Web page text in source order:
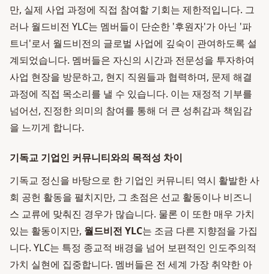
만, 실제 사업 과정에 직접 참여할 기회는 제한적입니다. 그
러나 월드비전 YLC는 멤버들이 단순한 '후원자'가 아닌 '파
트너'로서 월드비전의 글로벌 사업에 깊숙이 관여하도록 설
계되었습니다. 멤버들은 자신의 시간과 전문성을 투자하여
사업 현장을 방문하고, 현지 직원들과 협력하며, 문제 해결
과정에 직접 목소리를 낼 수 있습니다. 이는 재정적 기부를
넘어선, 진정한 의미의 참여를 통해 더 큰 성취감과 책임감
을 느끼게 합니다.
기독교 기업인 커뮤니티와의 목적성 차이
기독교 정신을 바탕으로 한 기업인 커뮤니티 역시 활발한 사
회 공헌 활동을 펼치지만, 그 초점은 선교 활동이나 비즈니
스 교류에 맞춰진 경우가 많습니다. 물론 이 또한 매우 가치
있는 활동이지만, 월드비전 YLC는 조금 다른 지향점을 가집
니다. YLC는 특정 종교적 배경을 넘어 보편적인 인도주의적
가치 실현에 집중합니다. 멤버들은 전 세계 가장 취약한 아